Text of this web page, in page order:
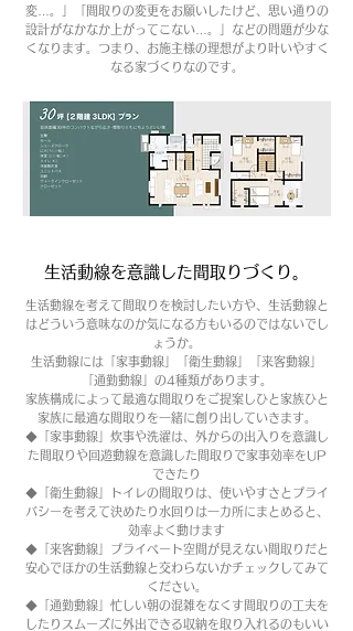
変…。」「間取りの変更をお願いしたけど、思い通りの
設計がなかなか上がってこない…。」などの問題が少な
くなります。つまり、お施主様の理想がより叶いやすく
なる家づくりなのです。
生活動線を意識した間取りづくり。
生活動線を考えて間取りを検討したい方や、生活動線と
はどういう意味なのか気になる方もいるのではないでし
ょうか。
生活動線には「家事動線」「衛生動線」「来客動線」
「通勤動線」の4種類があります。
家族構成によって最適な間取りをご提案しひと家族ひと
家族に最適な間取りを一緒に創り出していきます。
◆「家事動線」炊事や洗濯は、外からの出入りを意識し
た間取りや回遊動線を意識した間取りで家事効率をUP
できたり
◆「衛生動線」トイレの間取りは、使いやすさとプライ
バシーを考えて決めたり水回りは一カ所にまとめると、
効率よく動けます
◆「来客動線」プライベート空間が見えない間取りだと
安心でほかの生活動線と交わらないかチェックしてみて
ください。
◆「通勤動線」忙しい朝の混雑をなくす間取りの工夫を
したりスムーズに外出できる収納を取り入れるのもいい